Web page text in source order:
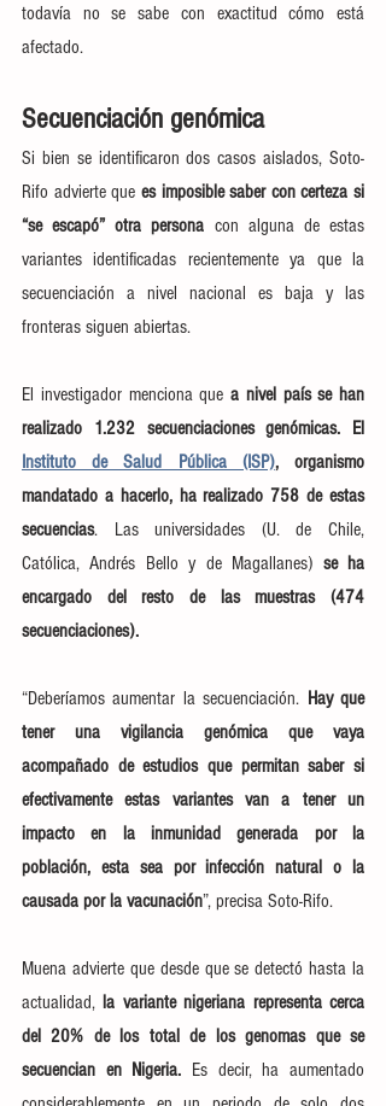
todavía no se sabe con exactitud cómo está
afectado.
Secuenciación genómica
Si bien se identificaron dos casos aislados, Soto-
Rifo advierte que es imposible saber con certeza si
“se escapó” otra persona con alguna de estas
variantes identificadas recientemente ya que la
secuenciación a nivel nacional es baja y las
fronteras siguen abiertas.
El investigador menciona que a nivel país se han
Instituto de Salud Pública (ISP), organismo
mandatado a hacerlo, ha realizado 758 de estas
secuencias. Las universidades (U. de Chile,
Católica, Andrés Bello y de Magallanes) se ha
encargado del resto de las muestras (474
secuenciaciones).
“Deberíamos aumentar la secuenciación. Hay que
tener una vigilancia genómica que vaya
acompañado de estudios que permitan saber si
efectivamente estas variantes van a tener un
impacto en la inmunidad generada por la
población, esta sea por infección natural o la
causada por la vacunación”, precisa Soto-Rifo.
Muena advierte que desde que se detectó hasta la
actualidad, la variante nigeriana representa cerca
del 20% de los total de los genomas que se
secuencian en Nigeria. Es decir, ha aumentado